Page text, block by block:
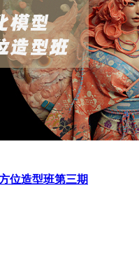
位造型班第三期